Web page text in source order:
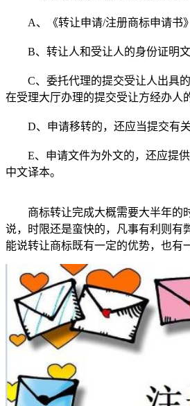
A、《转让申请/注册商标申请书》
B、转让人和受让人的身份证明文
C、委托代理的提交受让人出具的
在受理大厅办理的提交受让方经办人
D、申请移转的，还应当提交有关
E、申请文件为外文的，还应提供
中文译本。
商标转让完成大概需要大半年的
说，时限还是蛮快的，凡事有利则有
能说转让商标既有一定的优势，也有